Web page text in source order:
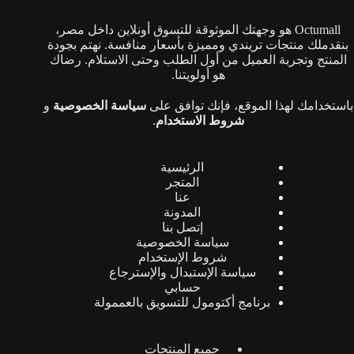
المنتج
Octumall هو وجهتك الموثوقة للتسوق أونلاين داخل مصر،
بنقدملك منتجات تريندي ومميزة بأسعار منافسة. نهتم بجودة
المنتج وتجربة العميل من أول الطلب وحتى الاستلام. رضاك
هو أولويتنا.
باستخدامك لهذا الموقع، فإنك توافق علىسياسة الخصوصية و
شروط الاستخدام.
الرئيسية
المتجر
عنا
المدونة
إتصل بنا
سياسة الخصوصية
شروط الإستخدام
سياسة الإستبدال والإسترجاع
حسابي
برنامج أكتومول للتسويق بالعممولة
جميع المنتجات